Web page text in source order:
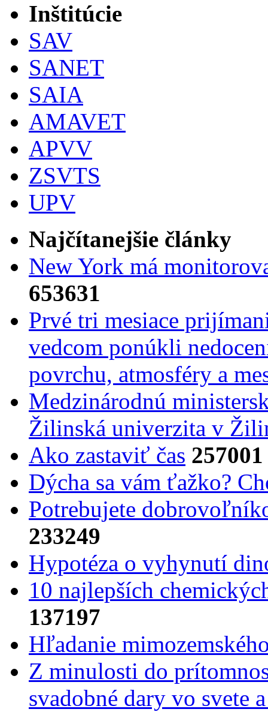
Inštitúcie
SAV
SANET
SAIA
AMAVET
APVV
ZSVTS
UPV
Najčítanejšie články
New York má
653631
Prvé tri mesiace
vedcom ponúkli
povrchu, atmosféry a
Medzinárodnú
Žilinská univerzita v
Ako zastaviť čas 257001
Dýcha sa vám ťažko?
Potrebujet​e
233249
Hypotéza o vyhynutí
10 najlepších
137197
Hľadanie
Z minulosti do
svadobné dary vo svete